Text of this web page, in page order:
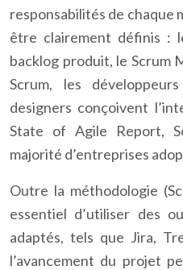
responsabilités de chaque
être clairement définis :
backlog produit, le Scrum
Scrum, les
designers conçoivent
State of Agile Report,
majorité d’entreprises
Outre la méthodologie
essentiel d’utiliser des
adaptés, tels que Jira,
l’avancement du projet